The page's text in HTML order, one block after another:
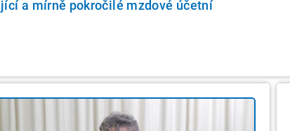
a mírně pokročilé mzdové účetní